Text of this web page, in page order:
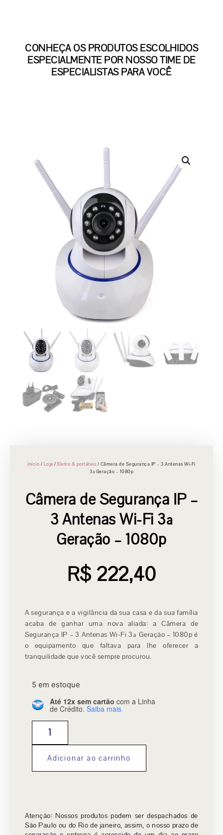
CONHEÇA OS PRODUTOS ESCOLHIDOS
ESPECIALMENTE POR NOSSO TIME DE
ESPECIALISTAS PARA VOCÊ
Início / Loja /Eletro & portáteis / Câmera de Segurança IP – 3 Antenas Wi-Fi
3ª Geração – 1080p
Câmera de Segurança IP –
3 Antenas Wi-Fi 3ª
Geração – 1080p
R$ 222,40
A segurança e a vigilância da sua casa e da sua família
acaba de ganhar uma nova aliada: a Câmera de
Segurança IP – 3 Antenas Wi-Fi 3ª Geração – 1080p é
o equipamento que faltava para lhe oferecer a
tranquilidade que você sempre procurou.
5 em estoque
Até 12x sem cartão com a Linha
de Crédito. Saiba mais
Adicionar ao carrinho
Atenção: Nossos produtos podem ser despachados de
São Paulo ou do Rio de janeiro, assim, o nosso prazo de